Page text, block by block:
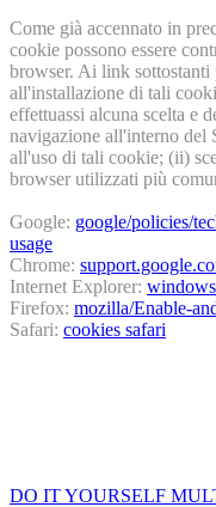
Come già accennato in
cookie possono essere
browser. Ai link sottostanti
all'installazione di tali
effettuassi alcuna scelta e
navigazione all'interno del
all'uso di tali cookie; (ii)
browser utilizzati più
Google: google/policies/
usage
Chrome:
Internet Explorer:
Firefox: mozilla/Enable-
Safari: cookies safari
DO IT YOURSELF